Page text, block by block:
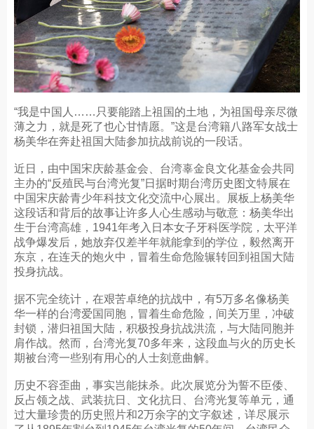
“我是中国人……只要能踏上祖国的土地，为祖国母亲尽微
薄之力，就是死了也心甘情愿。”这是台湾籍八路军女战士
杨美华在奔赴祖国大陆参加抗战前说的一段话。
近日，由中国宋庆龄基金会、台湾辜金良文化基金会共同
主办的“反殖民与台湾光复”日据时期台湾历史图文特展在
中国宋庆龄青少年科技文化交流中心展出。展板上杨美华
这段话和背后的故事让许多人心生感动与敬意：杨美华出
生于台湾高雄，1941年考入日本女子牙科医学院，太平洋
战争爆发后，她放弃仅差半年就能拿到的学位，毅然离开
东京，在连天的炮火中，冒着生命危险辗转回到祖国大陆
投身抗战。
据不完全统计，在艰苦卓绝的抗战中，有5万多名像杨美
华一样的台湾爱国同胞，冒着生命危险，间关万里，冲破
封锁，潜归祖国大陆，积极投身抗战洪流，与大陆同胞并
肩作战。然而，台湾光复70多年来，这段血与火的历史长
期被台湾一些别有用心的人士刻意曲解。
历史不容歪曲，事实岂能抹杀。此次展览分为誓不臣倭、
反占领之战、武装抗日、文化抗日、台湾光复等单元，通
过大量珍贵的历史照片和2万余字的文字叙述，详尽展示